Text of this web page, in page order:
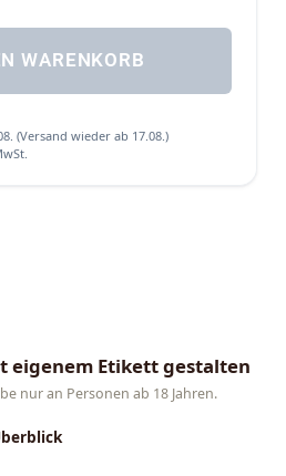
WARENKORB
(Versand wieder ab 17.08.)
eigenem Etikett gestalten
hoch, wähle einen
nur an Personen ab 18 Jahren.